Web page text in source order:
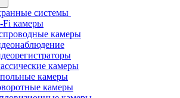
системы
Fi камеры
камеры
камеры
камеры
камеры